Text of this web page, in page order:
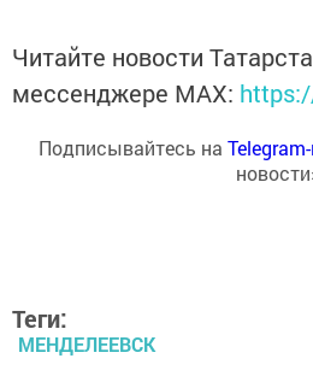
Читайте новости
мессенджере MАХ:
Подписывайтесь на
Теги:
МЕНДЕЛЕЕВСК